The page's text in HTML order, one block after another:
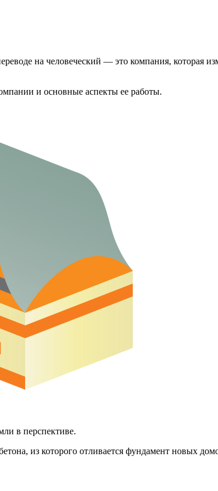
на человеческий — это компания, которая
и основные аспекты ее работы.
в перспективе.
из которого отливается фундамент новых